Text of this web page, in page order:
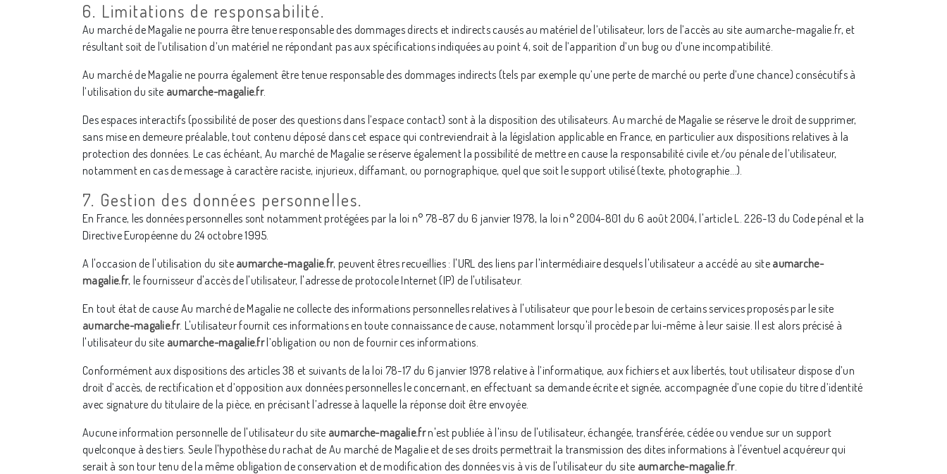
6. Limitations de responsabilité.
Au marché de Magalie ne pourra être tenue responsable des dommages directs et indirects causés au matériel de l’utilisateur, lors de l’accès au site aumarche-magalie.fr, et
résultant soit de l’utilisation d’un matériel ne répondant pas aux spécifications indiquées au point 4, soit de l’apparition d’un bug ou d’une incompatibilité.
Au marché de Magalie ne pourra également être tenue responsable des dommages indirects (tels par exemple qu’une perte de marché ou perte d’une chance) consécutifs à
l’utilisation du site aumarche-magalie.fr.
Des espaces interactifs (possibilité de poser des questions dans l’espace contact) sont à la disposition des utilisateurs. Au marché de Magalie se réserve le droit de supprimer,
sans mise en demeure préalable, tout contenu déposé dans cet espace qui contreviendrait à la législation applicable en France, en particulier aux dispositions relatives à la
protection des données. Le cas échéant, Au marché de Magalie se réserve également la possibilité de mettre en cause la responsabilité civile et/ou pénale de l’utilisateur,
notamment en cas de message à caractère raciste, injurieux, diffamant, ou pornographique, quel que soit le support utilisé (texte, photographie…).
7. Gestion des données personnelles.
En France, les données personnelles sont notamment protégées par la loi n° 78-87 du 6 janvier 1978, la loi n° 2004-801 du 6 août 2004, l'article L. 226-13 du Code pénal et la
Directive Européenne du 24 octobre 1995.
A l'occasion de l'utilisation du site aumarche-magalie.fr, peuvent êtres recueillies : l'URL des liens par l'intermédiaire desquels l'utilisateur a accédé au site aumarche-
magalie.fr, le fournisseur d'accès de l'utilisateur, l'adresse de protocole Internet (IP) de l'utilisateur.
En tout état de cause Au marché de Magalie ne collecte des informations personnelles relatives à l'utilisateur que pour le besoin de certains services proposés par le site
aumarche-magalie.fr. L'utilisateur fournit ces informations en toute connaissance de cause, notamment lorsqu'il procède par lui-même à leur saisie. Il est alors précisé à
l'utilisateur du site aumarche-magalie.frl’obligation ou non de fournir ces informations.
Conformément aux dispositions des articles 38 et suivants de la loi 78-17 du 6 janvier 1978 relative à l’informatique, aux fichiers et aux libertés, tout utilisateur dispose d’un
droit d’accès, de rectification et d’opposition aux données personnelles le concernant, en effectuant sa demande écrite et signée, accompagnée d’une copie du titre d’identité
avec signature du titulaire de la pièce, en précisant l’adresse à laquelle la réponse doit être envoyée.
Aucune information personnelle de l'utilisateur du site aumarche-magalie.frn'est publiée à l'insu de l'utilisateur, échangée, transférée, cédée ou vendue sur un support
quelconque à des tiers. Seule l'hypothèse du rachat de Au marché de Magalie et de ses droits permettrait la transmission des dites informations à l'éventuel acquéreur qui
serait à son tour tenu de la même obligation de conservation et de modification des données vis à vis de l'utilisateur du site aumarche-magalie.fr.